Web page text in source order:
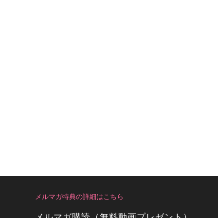
メルマガ特典の詳細はこちら